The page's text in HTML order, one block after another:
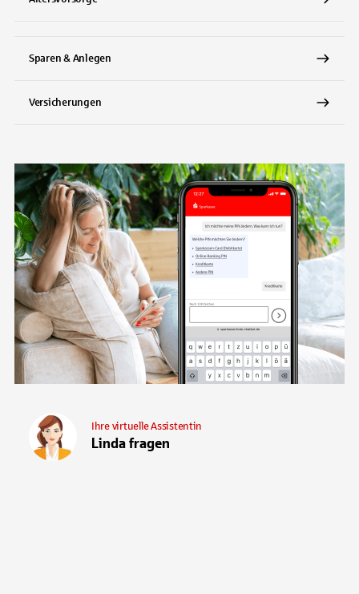
Sparen & Anlegen
Versicherungen
Linda fragen
Ihre virtuelle Assistentin